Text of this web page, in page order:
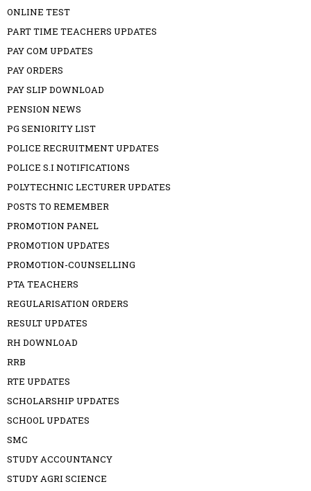
ONLINE TEST
PART TIME TEACHERS UPDATES
PAY COM UPDATES
PAY ORDERS
PAY SLIP DOWNLOAD
PENSION NEWS
PG SENIORITY LIST
POLICE RECRUITMENT UPDATES
POLICE S.I NOTIFICATIONS
POLYTECHNIC LECTURER UPDATES
POSTS TO REMEMBER
PROMOTION PANEL
PROMOTION UPDATES
PROMOTION-COUNSELLING
PTA TEACHERS
REGULARISATION ORDERS
RESULT UPDATES
RH DOWNLOAD
RRB
RTE UPDATES
SCHOLARSHIP UPDATES
SCHOOL UPDATES
SMC
STUDY ACCOUNTANCY
STUDY AGRI SCIENCE